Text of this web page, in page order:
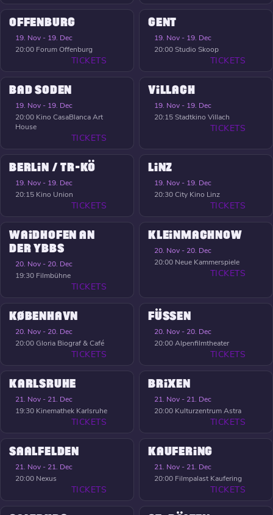
OFFENBURG
19. Nov - 19. Dec
20:00 Forum Offenburg
TICKETS
GENT
19. Nov - 19. Dec
20:00Studio Skoop
TICKETS
BAD SODEN
19. Nov - 19. Dec
20:00 Kino CasaBlanca Art
House
TICKETS
VILLACH
19. Nov - 19. Dec
20:15Stadtkino Villach
TICKETS
BERLIN / TR-KÖ
19. Nov - 19. Dec
20:15 Kino Union
TICKETS
LINZ
19. Nov - 19. Dec
20:30City Kino Linz
TICKETS
WAIDHOFEN AN
DER YBBS
20. Nov - 20. Dec
19:30 Filmbühne
TICKETS
KLEINMACHNOW
20. Nov - 20. Dec
20:00 Neue Kammerspiele
TICKETS
KØBENHAVN
20. Nov - 20. Dec
20:00Gloria Biograf & Café
TICKETS
FÜSSEN
20. Nov - 20. Dec
20:00Alpenfilmtheater
TICKETS
KARLSRUHE
21. Nov - 21. Dec
19:30 Kinemathek Karlsruhe
TICKETS
BRIXEN
21. Nov - 21. Dec
20:00 Kulturzentrum Astra
TICKETS
SAALFELDEN
21. Nov - 21. Dec
20:00 Nexus
TICKETS
KAUFERING
21. Nov - 21. Dec
20:00 Filmpalast Kaufering
TICKETS